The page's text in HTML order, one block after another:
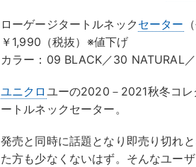
ローゲージタートルネック セーター
￥1,990（税抜）※値下げ
カラー：09 BLACK／30 NATURAL
ユニクロ ユーの2020－2021秋冬コレ
ートルネックセーター。
発売と同時に話題となり即売り切れ
た方も少なくないはず。そんなユー